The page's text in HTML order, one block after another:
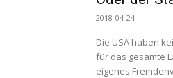
2018-04-24
Die USA haben
für das gesamte
eigenes